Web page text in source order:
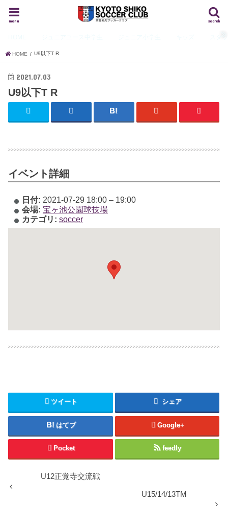
search
menu
HOME U9以下T R
2021.07.03
U9以下T R
イベント詳細
日付: 2021-07-29 18:00– 19:00
会場: 宝ヶ池公園球技場
カテゴリ: soccer
ツイート シェア
はてブ Google+
Pocket feedly
U12正覚寺交流戦
U15/14/13TM